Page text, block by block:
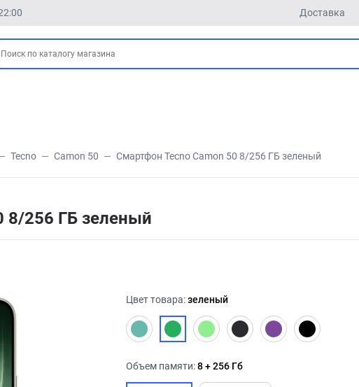
Доставка
Tecno Camon 50 Смартфон Tecno Camon 50 8/256 ГБ зеленый
8/256 ГБ зеленый
Цвет товара:зеленый
Объем памяти:8 + 256 Гб